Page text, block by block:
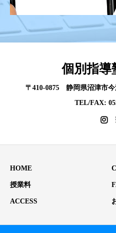
個別指導
〒410-0875 静岡県沼津市
TEL/FAX:
HOME
授業料
ACCESS